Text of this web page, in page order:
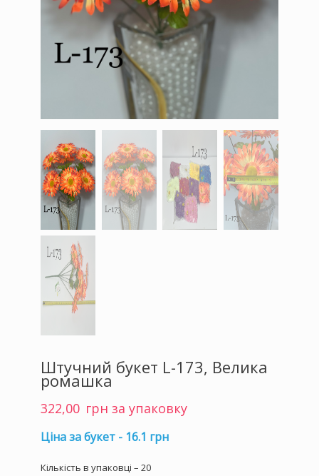
Штучний букет L-173, Велика
ромашка
322,00 грн за упаковку
Ціна за букет - 16.1 грн
Кількість в упаковці – 20